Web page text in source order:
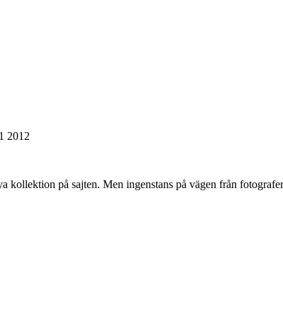
2012
kollektion på sajten. Men ingenstans på vägen från